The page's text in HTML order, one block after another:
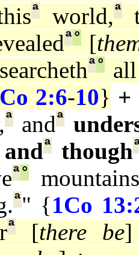
ª world,ª
ª° [
searchethª°
2:6-10} +
ªandª
andª though
ª°
ª" {1Co
ª [there be]